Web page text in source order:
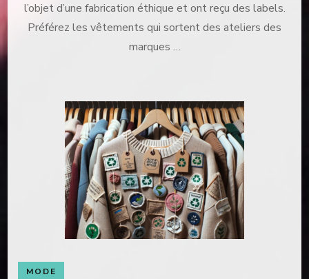
des
choix
l’objet d’une fabrication éthique et ont reçu des labels.
Préférez les vêtements qui sortent des ateliers des
marques …
MODE